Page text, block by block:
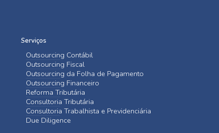
Serviços
Outsourcing Contábil
Outsourcing Fiscal
Outsourcing da Folha de Pagamento
Outsourcing Financeiro
Reforma Tributária
Consultoria Tributária
Consultoria Trabalhista e Previdenciária
Due Diligence